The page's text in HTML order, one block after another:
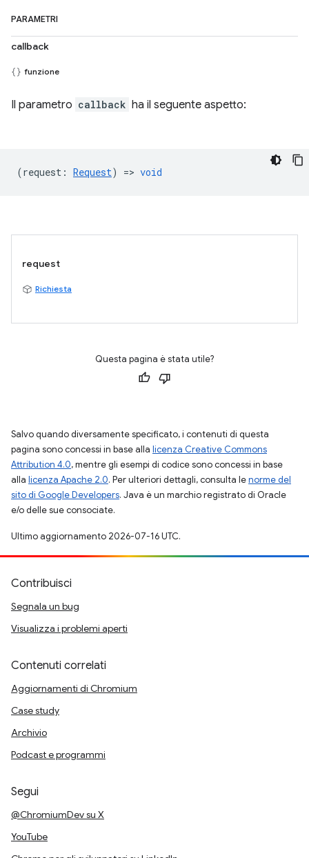
PARAMETRI
callback
funzione
Il parametro callback ha il seguente aspetto:
(request : Request) => void
request
Richiesta
Questa pagina è stata utile?
Salvo quando diversamente specificato, i contenuti di questa
pagina sono concessi in base alla licenza Creative Commons
Attribution 4.0, mentre gli esempi di codice sono concessi in base
alla licenza Apache 2.0. Per ulteriori dettagli, consulta lenorme del
sito di Google Developers. Java è un marchio registrato di Oracle
e/o delle sue consociate.
Ultimo aggiornamento 2026-07-16 UTC.
Contribuisci
Segnala un bug
Visualizza i problemi aperti
Contenuti correlati
Aggiornamenti di Chromium
Case study
Archivio
Podcast e programmi
Segui
@ChromiumDev su X
YouTube